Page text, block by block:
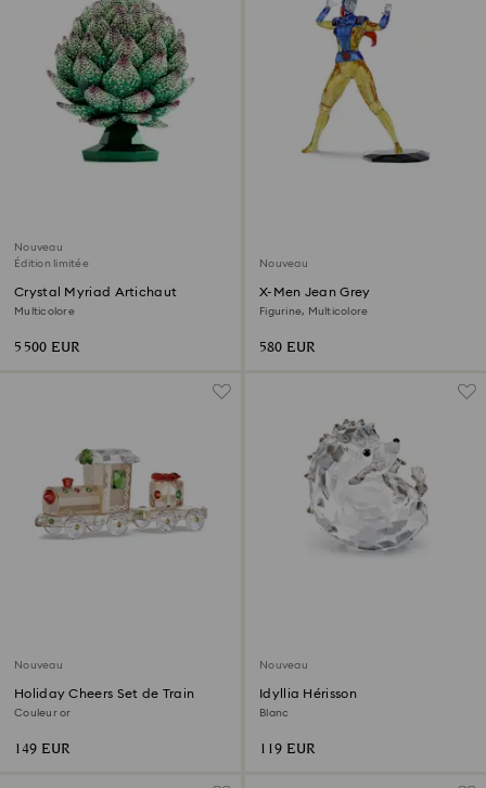
Nouveau
Édition limitée
Crystal Myriad Artichaut
Multicolore
5 500 EUR
Nouveau
X-Men Jean Grey
Figurine, Multicolore
580 EUR
Nouveau
Holiday Cheers Set de Train
Couleur or
149 EUR
Nouveau
Idyllia Hérisson
Blanc
119 EUR